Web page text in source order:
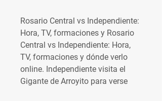
Rosario Central vs Independiente:
Hora, TV, formaciones y Rosario
Central vs Independiente: Hora,
TV, formaciones y dónde verlo
online. Independiente visita el
Gigante de Arroyito para verse